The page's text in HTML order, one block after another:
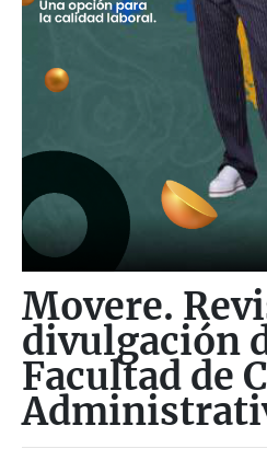
Movere.
divulgación
Facultad de